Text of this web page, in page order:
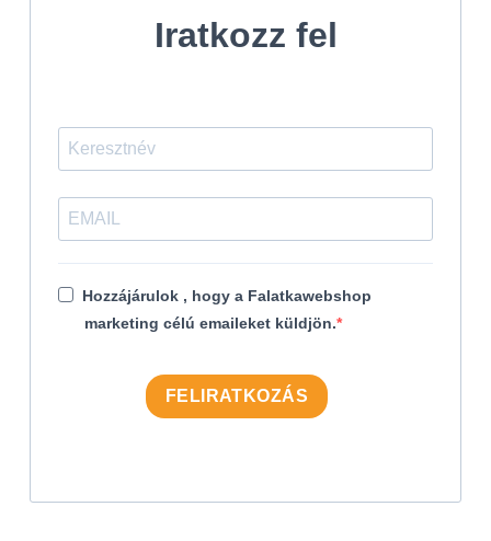
Iratkozz fel
Hozzájárulok , hogy a Falatkawebshop
marketing célú emaileket küldjön.
FELIRATKOZÁS